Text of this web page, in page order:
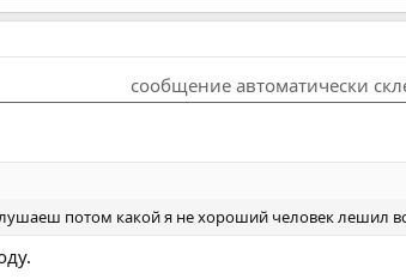
сообщение автоматически
потом какой я не хороший человек лешил